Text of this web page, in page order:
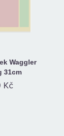
Waggler
31cm
Kč